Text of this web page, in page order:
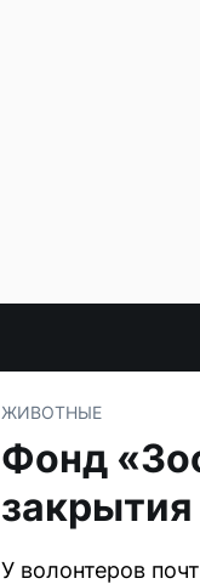
ЖИВОТНЫЕ
Фонд
закрытия
У волонтеров